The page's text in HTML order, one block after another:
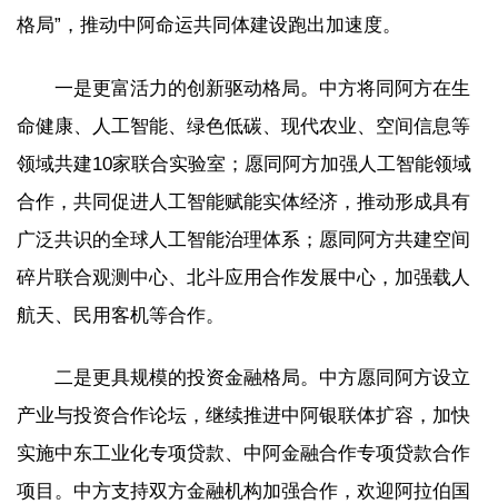
格局”，推动中阿命运共同体建设跑出加速度。
一是更富活力的创新驱动格局。中方将同阿方在生
命健康、人工智能、绿色低碳、现代农业、空间信息等
领域共建10家联合实验室；愿同阿方加强人工智能领域
合作，共同促进人工智能赋能实体经济，推动形成具有
广泛共识的全球人工智能治理体系；愿同阿方共建空间
碎片联合观测中心、北斗应用合作发展中心，加强载人
航天、民用客机等合作。
二是更具规模的投资金融格局。中方愿同阿方设立
产业与投资合作论坛，继续推进中阿银联体扩容，加快
实施中东工业化专项贷款、中阿金融合作专项贷款合作
项目。中方支持双方金融机构加强合作，欢迎阿拉伯国